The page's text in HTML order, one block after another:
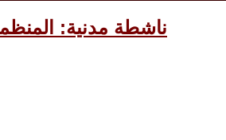
ناشطة مدنية: